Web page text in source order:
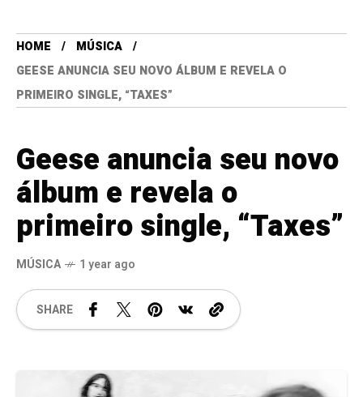
HOME
MÚSICA
GEESE ANUNCIA SEU NOVO ÁLBUM E REVELA O
PRIMEIRO SINGLE, “TAXES”
Geese anuncia seu novo
álbum e revela o
primeiro single, “Taxes”
MÚSICA 1 year ago
SHARE